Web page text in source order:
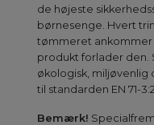
de højeste
børnesenge. Hvert
tømmeret
produkt forlader den.
økologisk, miljøvenlig
til standarden EN 71-
Bemærk!